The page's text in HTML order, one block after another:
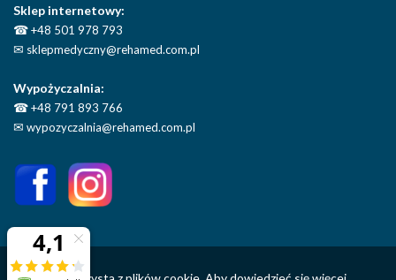
Sklep internetowy:
☎+48 501 978 793
✉ sklepmedyczny@rehamed.com.pl
Wypożyczalnia:
☎+48 791 893 766
✉ wypozyczalnia@rehamed.com.pl